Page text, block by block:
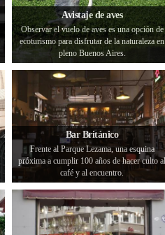
Avistaje de aves
Observar el vuelo de aves es una opción de
ecoturismo para disfrutar de la naturaleza en
pleno Buenos Aires.
Bar Británico
Frente al Parque Lezama, una esquina
próxima a cumplir 100 años de hacer culto al
café y al encuentro.